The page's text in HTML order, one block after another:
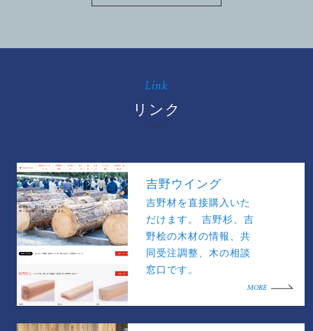
Link
リンク
吉野ウイング
吉野材を直接購入いた
だけます。 吉野杉、吉
野桧の木材の情報、共
同受注調整、木の相談
窓口です。
MORE